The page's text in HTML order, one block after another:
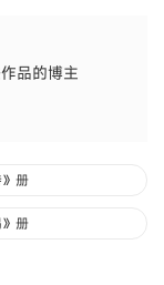
品的博主
册
册